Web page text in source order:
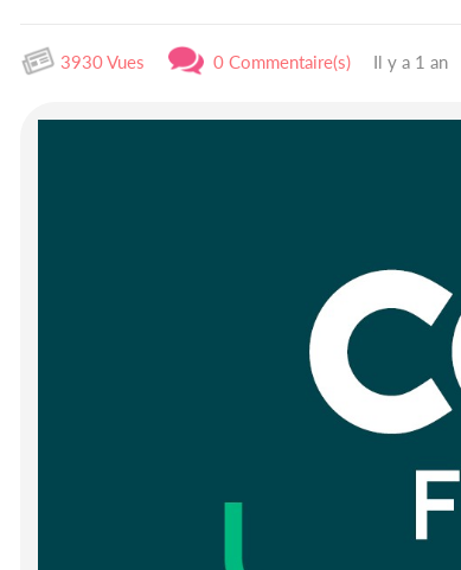
3930 Vues 0 Commentaire(s) Il y a 1 an